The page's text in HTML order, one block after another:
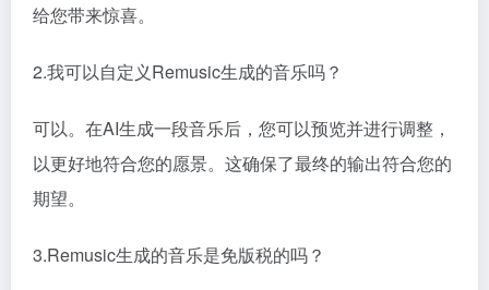
给您带来惊喜。
2.我可以自定义Remusic生成的音乐吗？
可以。在AI生成一段音乐后，您可以预览并进行调整，
以更好地符合您的愿景。这确保了最终的输出符合您的
期望。
3.Remusic生成的音乐是免版税的吗？